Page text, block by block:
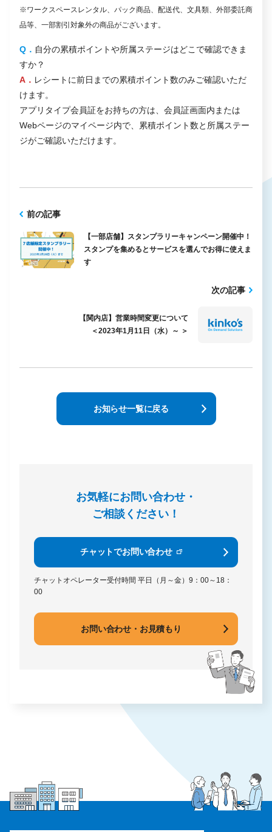
※ワークスペースレンタル、パック商品、配送代、文具類、外部委託商
品等、一部割引対象外の商品がございます。
Q． 自分の累積ポイントや所属ステージはどこで確認できま
すか？
A． レシートに前日までの累積ポイント数のみご確認いただ
けます。
アプリタイプ会員証をお持ちの方は、会員証画面内または
Webページのマイページ内で、累積ポイント数と所属ステー
ジがご確認いただけます。
前の記事
【一部店舗】スタンプラリーキャンペーン開催中！
スタンプを集めるとサービスを選んでお得に使えま
す
次の記事
【関内店】営業時間変更について
＜2023年1月11日（水）～ ＞
お知らせ一覧に戻る
お気軽にお問い合わせ・
ご相談ください！
チャットでお問い合わせ
チャットオペレーター受付時間 平日（月～金）9：00～18：
00
お問い合わせ・お見積もり